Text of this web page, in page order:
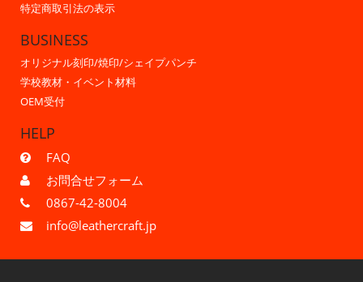
特定商取引法の表示
BUSINESS
オリジナル刻印/焼印/シェイプパンチ
学校教材・イベント材料
OEM受付
HELP
FAQ
お問合せフォーム
0867-42-8004
info@leathercraft.jp